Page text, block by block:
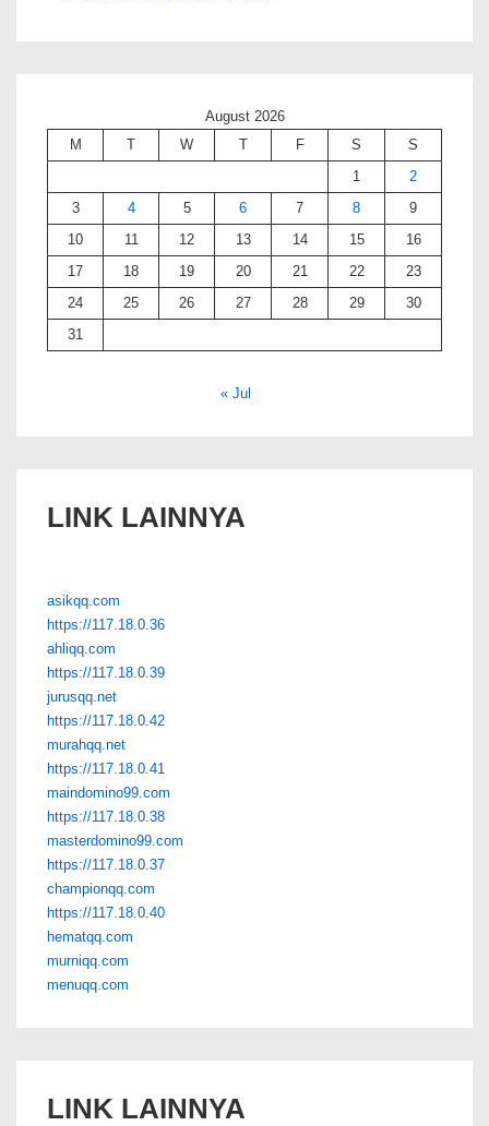
August 2026
M
T W T F S
S
1
2
3
4 5 6 7 8
9
10
11 12 13 14 15
16
17
18 19 20 21 22
23
24
25 26 27 28 29
30
31
« Jul
LINK LAINNYA
asikqq.com
https://117.18.0.36
ahliqq.com
https://117.18.0.39
jurusqq.net
https://117.18.0.42
murahqq.net
https://117.18.0.41
maindomino99.com
https://117.18.0.38
masterdomino99.com
https://117.18.0.37
championqq.com
https://117.18.0.40
hematqq.com
murniqq.com
menuqq.com
LINK LAINNYA